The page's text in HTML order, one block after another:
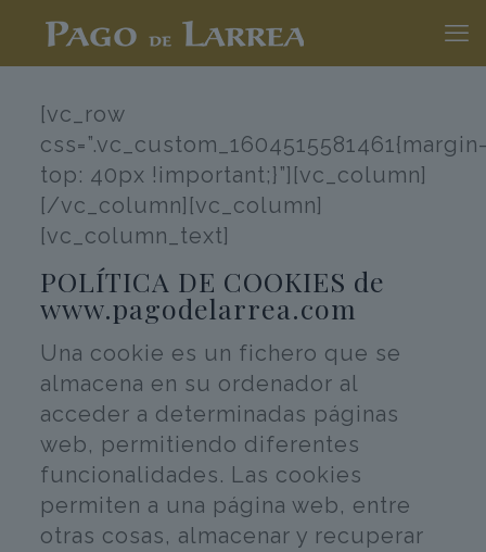
[vc_row
top: 40px !important;}”][vc_column]
[/vc_column][vc_column]
[vc_column_text]
POLÍTICA DE COOKIES de
www.pagodelarrea.com
Una cookie es un fichero que se
almacena en su ordenador al
acceder a determinadas páginas
web, permitiendo diferentes
funcionalidades. Las cookies
permiten a una página web, entre
otras cosas, almacenar y recuperar